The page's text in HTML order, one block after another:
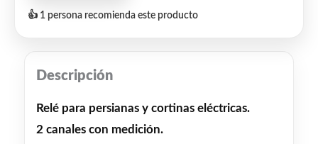
👍 1 persona recomienda este producto
Descripción
Relé para persianas y cortinas eléctricas.
2 canales con medición.